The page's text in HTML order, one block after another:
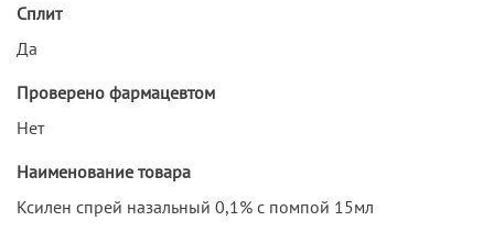
Сплит
Да
Проверено фармацевтом
Нет
Наименование товара
Ксилен спрей назальный 0,1% с помпой 15мл